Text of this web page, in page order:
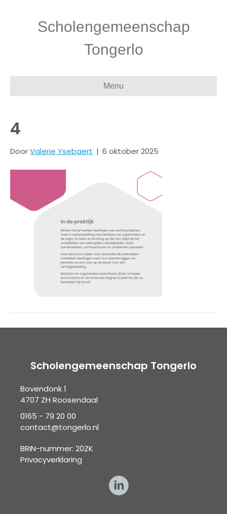
Scholengemeenschap
Tongerlo
Menu
4
DoorValerie Ysebaert | 6 oktober 2025
Scholengemeenschap Tongerlo
Bovendonk 1
4707 ZH Roosendaal
0165 - 79 20 00
contact@tongerlo.nl
BRIN-nummer: 20ZK
Privacyverklaring